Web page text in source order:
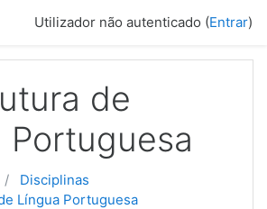
Utilizador não autenticado (Entrar)
de
Portuguesa
Disciplinas
Língua Portuguesa